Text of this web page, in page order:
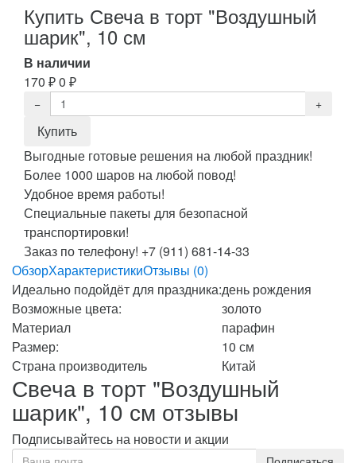
Купить Свеча в торт "Воздушный
шарик", 10 см
В наличии
170 ₽0 ₽
Выгодные готовые решения на любой праздник!
Более 1000 шаров на любой повод!
Удобное время работы!
Специальные пакеты для безопасной
транспортировки!
Заказ по телефону! +7 (911) 681-14-33
ОбзорХарактеристикиОтзывы (0)
Идеально подойдёт для праздника:день рождения
Возможные цвета:
золото
Материал
парафин
Размер:
10 см
Страна производитель
Китай
Свеча в торт "Воздушный
шарик", 10 см отзывы
Подписывайтесь на новости и акции